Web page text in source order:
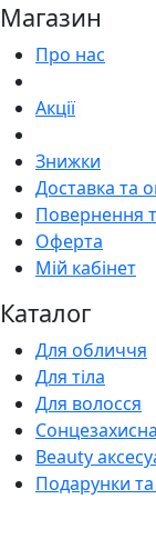
Магазин
Про нас
Акції
Знижки
Доставка та
Повернення
Оферта
Мій кабінет
Каталог
Для обличчя
Для тіла
Для волосся
Beauty
Подарунки